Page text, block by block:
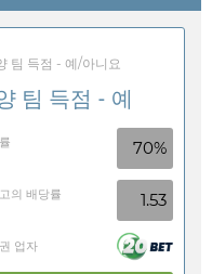
팀 득점 - 예/아니요
팀 득점 - 예
70%
의 배당률 1.53
업자